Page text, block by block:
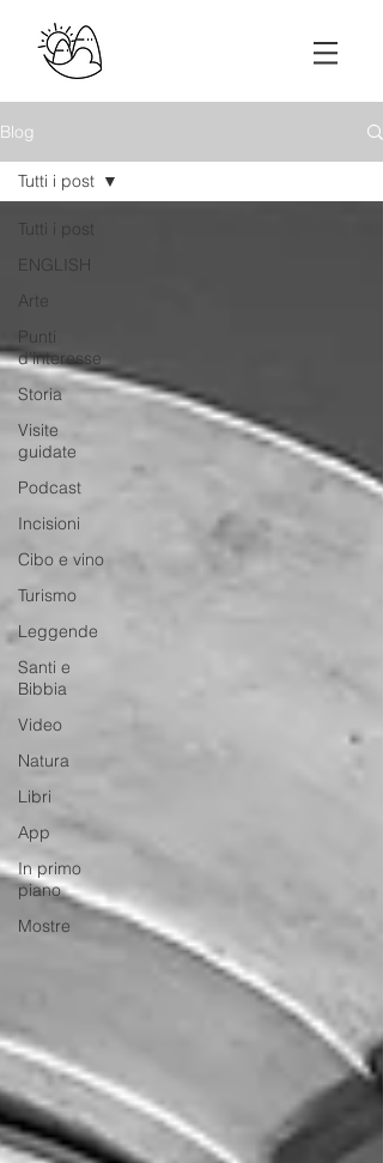
Blog
Tutti i post
ENGLISH
Arte
Punti
d'interesse
Storia
Visite
guidate
Podcast
Incisioni
Cibo e vino
Turismo
Leggende
Santi e
Bibbia
Video
Natura
Libri
App
In primo
piano
Mostre
Tutti i post